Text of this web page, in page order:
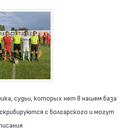
судьи, которых нет в нашем база
с болгарского и могут